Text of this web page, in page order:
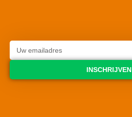
INSCHRIJVEN